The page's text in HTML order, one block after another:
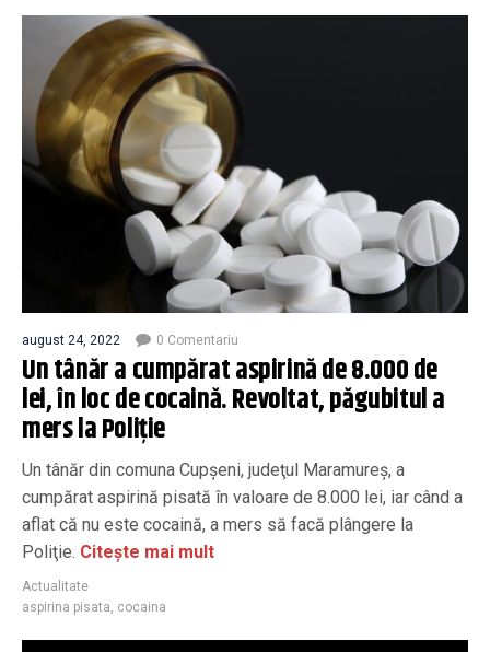
august 24, 2022 0 Comentariu
Un tânăr a cumpărat aspirină de 8.000 de
lei, în loc de cocaină. Revoltat, păgubitul a
mers la Poliție
Un tânăr din comuna Cupşeni, judeţul Maramureş, a
cumpărat aspirină pisată în valoare de 8.000 lei, iar când a
aflat că nu este cocaină, a mers să facă plângere la
Poliţie. Citește mai mult
Actualitate
aspirina pisata, cocaina